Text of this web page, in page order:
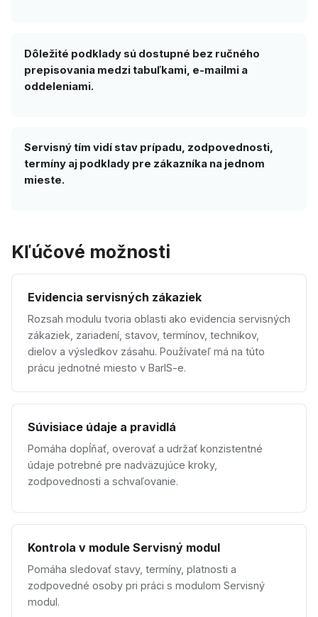
Dôležité podklady sú dostupné bez ručného
prepisovania medzi tabuľkami, e-mailmi a
oddeleniami.
Servisný tím vidí stav prípadu, zodpovednosti,
termíny aj podklady pre zákazníka na jednom
mieste.
Kľúčové možnosti
Evidencia servisných zákaziek
Rozsah modulu tvoria oblasti ako evidencia servisných
zákaziek, zariadení, stavov, termínov, technikov,
dielov a výsledkov zásahu. Používateľ má na túto
prácu jednotné miesto v BarIS-e.
Súvisiace údaje a pravidlá
Pomáha dopĺňať, overovať a udržať konzistentné
údaje potrebné pre nadväzujúce kroky,
zodpovednosti a schvaľovanie.
Kontrola v module Servisný modul
Pomáha sledovať stavy, termíny, platnosti a
zodpovedné osoby pri práci s modulom Servisný
modul.